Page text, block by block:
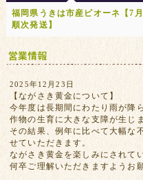
福岡県うきは市産ピオーネ【7月
順次発送】
2025年12月23日
【ながさき黄金について】
今年度は長期間にわたり雨が降
作物の生育に大きな支障が生じ
その結果、例年に比べて大幅な
せていただきます。
ながさき黄金を楽しみにされて
何卒ご理解いただきますようお